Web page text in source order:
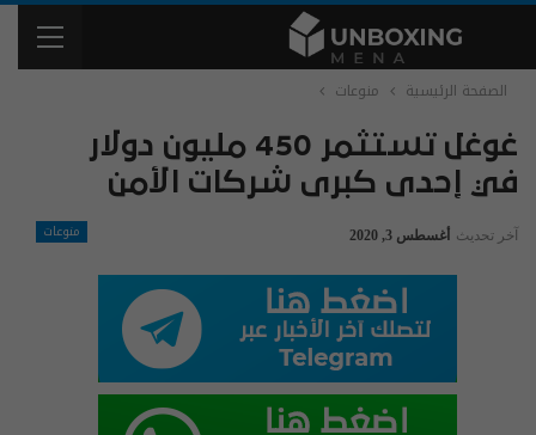
الصفحة الرئيسية منوعات
غوغل تستثمر 450 مليون دولار
في إحدى كبرى شركات الأمن
منوعات آخر تحديث أغسطس 3, 2020